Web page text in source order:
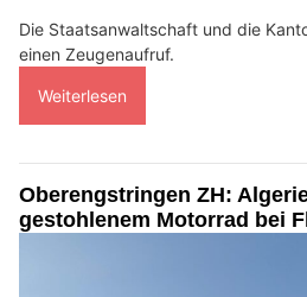
Die Staatsanwaltschaft und die
einen Zeugenaufruf.
Weiterlesen
Oberengstringen ZH:
gestohlenem Motorrad bei